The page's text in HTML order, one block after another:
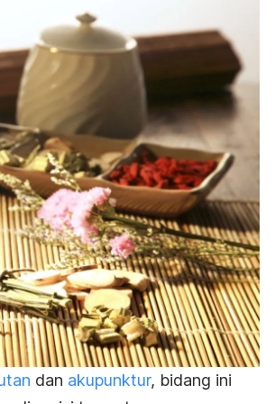
dan akupunktur, bidang ini